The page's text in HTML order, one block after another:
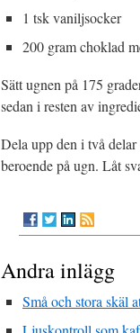
1 tsk vaniljsocker
200 gram choklad
Sätt ugnen på 175
sedan i resten av
Dela upp den i två
beroende på ugn. Låt
Andra inlägg
Små och stora skäl